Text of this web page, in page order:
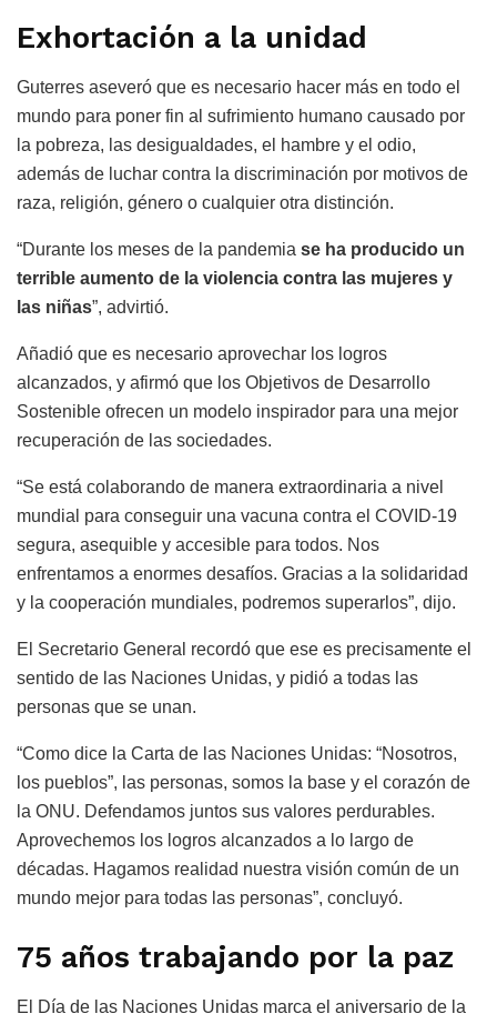
Exhortación a la unidad
Guterres aseveró que es necesario hacer más en todo el
mundo para poner fin al sufrimiento humano causado por
la pobreza, las desigualdades, el hambre y el odio,
además de luchar contra la discriminación por motivos de
raza, religión, género o cualquier otra distinción.
“Durante los meses de la pandemia se ha producido un
terrible aumento de la violencia contra las mujeres y
las niñas”, advirtió.
Añadió que es necesario aprovechar los logros
alcanzados, y afirmó que los Objetivos de Desarrollo
Sostenible ofrecen un modelo inspirador para una mejor
recuperación de las sociedades.
“Se está colaborando de manera extraordinaria a nivel
mundial para conseguir una vacuna contra el COVID-19
segura, asequible y accesible para todos. Nos
enfrentamos a enormes desafíos. Gracias a la solidaridad
y la cooperación mundiales, podremos superarlos”, dijo.
El Secretario General recordó que ese es precisamente el
sentido de las Naciones Unidas, y pidió a todas las
personas que se unan.
“Como dice la Carta de las Naciones Unidas: “Nosotros,
los pueblos”, las personas, somos la base y el corazón de
la ONU. Defendamos juntos sus valores perdurables.
Aprovechemos los logros alcanzados a lo largo de
décadas. Hagamos realidad nuestra visión común de un
mundo mejor para todas las personas”, concluyó.
75 años trabajando por la paz
El Día de las Naciones Unidas marca el aniversario de la